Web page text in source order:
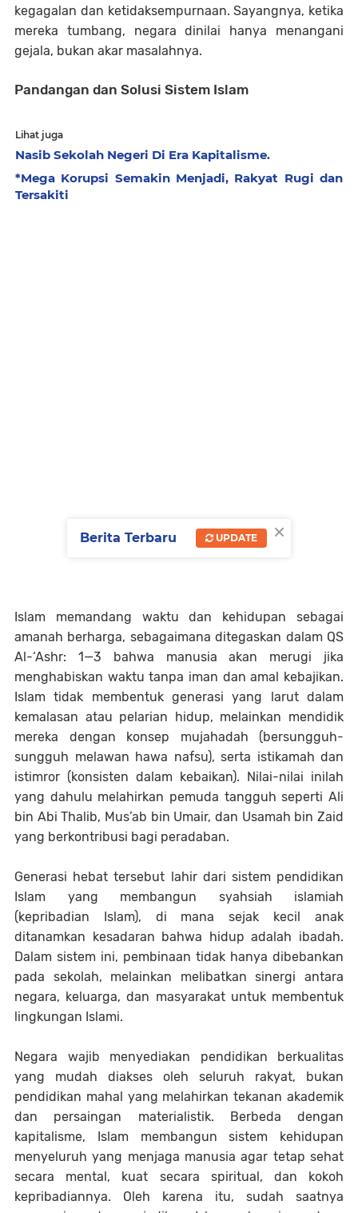
kegagalan dan ketidaksempurnaan. Sayangnya, ketika
mereka tumbang, negara dinilai hanya menangani
gejala, bukan akar masalahnya.
Pandangan dan Solusi Sistem Islam
Lihat juga
Nasib Sekolah Negeri Di Era Kapitalisme.
*Mega Korupsi Semakin Menjadi, Rakyat Rugi dan
Tersakiti
Islam memandang waktu dan kehidupan sebagai
amanah berharga, sebagaimana ditegaskan dalam QS
Al-‘Ashr: 1—3 bahwa manusia akan merugi jika
menghabiskan waktu tanpa iman dan amal kebajikan.
Islam tidak membentuk generasi yang larut dalam
kemalasan atau pelarian hidup, melainkan mendidik
mereka dengan konsep mujahadah (bersungguh-
sungguh melawan hawa nafsu), serta istikamah dan
istimror (konsisten dalam kebaikan). Nilai-nilai inilah
yang dahulu melahirkan pemuda tangguh seperti Ali
bin Abi Thalib, Mus’ab bin Umair, dan Usamah bin Zaid
yang berkontribusi bagi peradaban.
Generasi hebat tersebut lahir dari sistem pendidikan
Islam yang membangun syahsiah islamiah
(kepribadian Islam), di mana sejak kecil anak
ditanamkan kesadaran bahwa hidup adalah ibadah.
Dalam sistem ini, pembinaan tidak hanya dibebankan
pada sekolah, melainkan melibatkan sinergi antara
negara, keluarga, dan masyarakat untuk membentuk
lingkungan Islami.
Negara wajib menyediakan pendidikan berkualitas
yang mudah diakses oleh seluruh rakyat, bukan
pendidikan mahal yang melahirkan tekanan akademik
dan persaingan materialistik. Berbeda dengan
kapitalisme, Islam membangun sistem kehidupan
menyeluruh yang menjaga manusia agar tetap sehat
secara mental, kuat secara spiritual, dan kokoh
kepribadiannya. Oleh karena itu, sudah saatnya
×
Berita Terbaru UPDATE